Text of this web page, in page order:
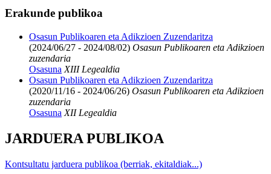
Erakunde publikoa
Osasun Publikoaren eta Adikzioen Zuzendaritza
(2024/06/27 - 2024/08/02) Osasun Publikoaren eta Adikzioen
zuzendaria
Osasuna XIII Legealdia
Osasun Publikoaren eta Adikzioen Zuzendaritza
(2020/11/16 - 2024/06/26) Osasun Publikoaren eta Adikzioen
zuzendaria
Osasuna XII Legealdia
JARDUERA PUBLIKOA
Kontsultatu jarduera publikoa (berriak, ekitaldiak...)